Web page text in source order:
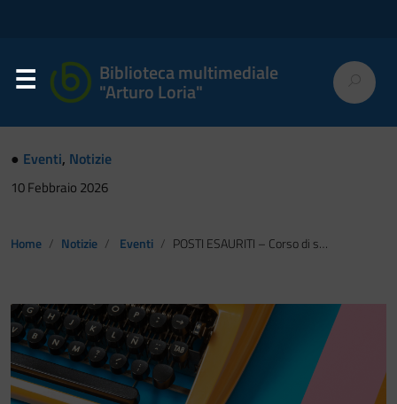
Biblioteca multimediale
"Arturo Loria"
● Eventi, Notizie
10 Febbraio 2026
Home Notizie Eventi POSTI ESAURITI – Corso di scrittura